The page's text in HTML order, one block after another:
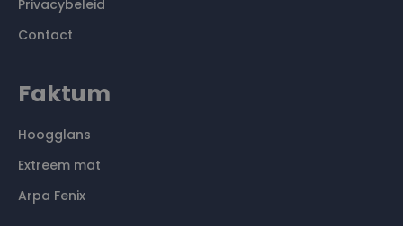
Privacybeleid
Contact
Faktum
Hoogglans
Extreem mat
Arpa Fenix